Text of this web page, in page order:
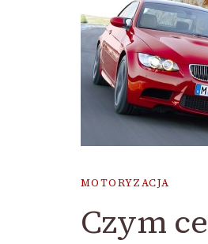
MOTORYZACJA
Czym